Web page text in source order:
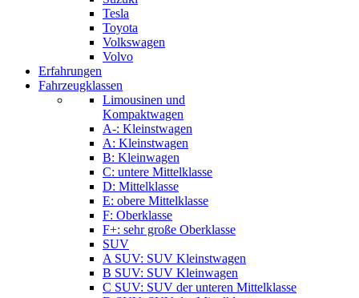
Tesla
Toyota
Volkswagen
Volvo
Erfahrungen
Fahrzeugklassen
Limousinen und
Kompaktwagen
A-: Kleinstwagen
A: Kleinstwagen
B: Kleinwagen
C: untere Mittelklasse
D: Mittelklasse
E: obere Mittelklasse
F: Oberklasse
F+: sehr große Oberklasse
SUV
A SUV: SUV Kleinstwagen
B SUV: SUV Kleinwagen
C SUV: SUV der unteren Mittelklasse